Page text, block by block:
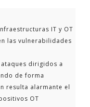
IT y OT
las vulnerabilidades
dirigidos a
de forma
resulta alarmante el
OT